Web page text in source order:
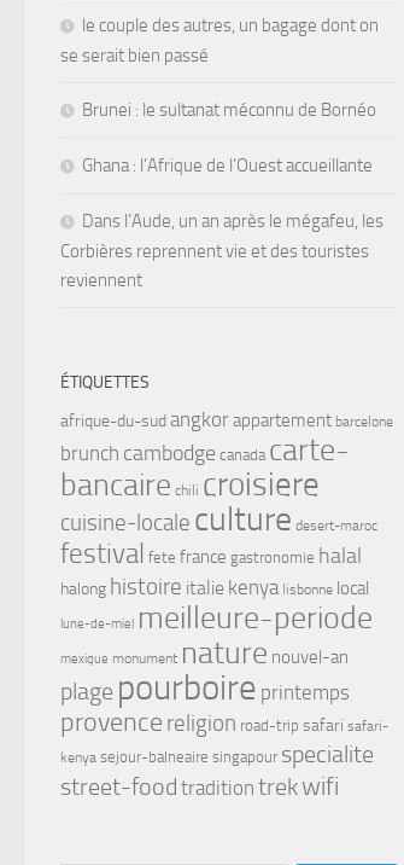
le couple des autres, un bagage dont on
se serait bien passé
Brunei : le sultanat méconnu de Bornéo
Ghana : l’Afrique de l’Ouest accueillante
Dans l’Aude, un an après le mégafeu, les
Corbières reprennent vie et des touristes
reviennent
ÉTIQUETTES
afrique-du-sudangkorappartement barcelone
brunch cambodge canada carte-
bancaire chili croisiere
cuisine-locale culture desert-maroc
festival fete france gastronomie halal
halong histoire italie kenya lisbonne local
lune-de-miel meilleure-periode
mexique monument nature nouvel-an
plage pourboire printemps
provence religion road-trip safari safari-
kenya sejour-balneaire singapour specialite
street-food tradition trekwifi